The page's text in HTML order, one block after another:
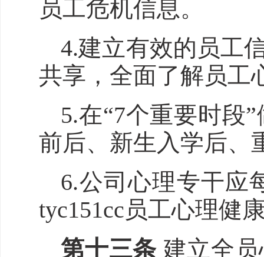
员工危机信息。
4.建立有效的员工
共享，全面了解员工
5.在“7个重要时段
前后、新生入学后、
6.公司心理专干应
tyc151cc员工心理健
第十三条 建立全